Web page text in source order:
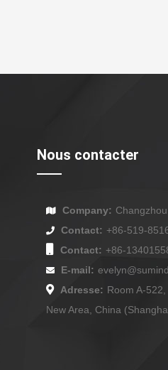
Nous contacter
Company:
Contact: +86-519-
Contact: +86-
E-mail:
Adresse: Room A-
New Area, China